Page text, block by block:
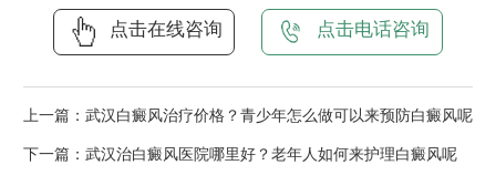
点击在线咨询 点击电话咨询
上一篇： 武汉白癜风治疗价格？青少年怎么做可以来预防白癜风呢
下一篇： 武汉治白癜风医院哪里好？老年人如何来护理白癜风呢